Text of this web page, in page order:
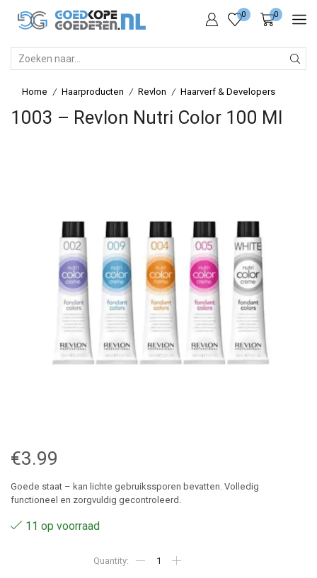
0 0
Home / Haarproducten / Revlon / Haarverf & Developers
1003 – Revlon Nutri Color 100 Ml
€3.99
Goede staat – kan lichte gebruikssporen bevatten. Volledig
functioneel en zorgvuldig gecontroleerd.
11 op voorraad